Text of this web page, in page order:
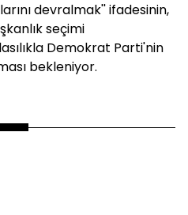
devralmak'' ifadesinin,
seçimi
Demokrat Parti'nin
bekleniyor.